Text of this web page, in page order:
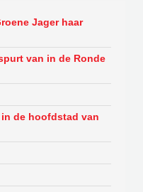
Jager haar
van in de Ronde
de hoofdstad van